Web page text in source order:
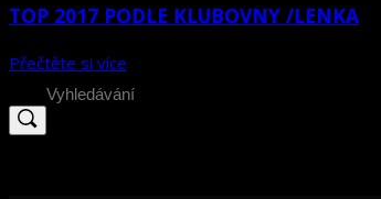
TOP 2017 PODLE KLUBOVNY /LENKA
Přečtěte si více
Search
for: